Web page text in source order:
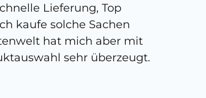
Lieferung, Top
kaufe solche Sachen
hat mich aber mit
sehr überzeugt.